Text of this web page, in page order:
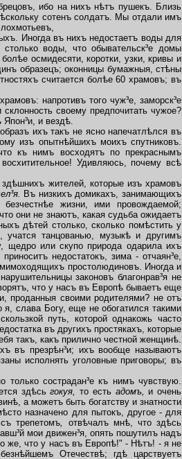
ибо на нихъ нѣтъ пушекъ. Близь
сотенъ солдатъ. Мы отдали имъ
Иногда въ нихъ недостаетъ воды для
воды, что обывательск³е домы
осмидесяти, коротки, узки, кривы и
образецъ; оконницы бумажныя, стѣны
считается болѣе 60 храмовъ; въ
храмовъ: напротивъ того чуж³е, заморск³е
своему предпочитать чужое?
Япон³и, и вездѣ.
ихъ такъ не ясно напечатлѣлся въ
изъ опытнѣйшихъ моихъ спутниковъ.
къ нимъ восходятъ по прекраснымъ
Удивляюсь, почему всѣ
жителей, которые изъ храмовъ
Въ низкихъ домикахъ, занимающихъ
жизни, ими провождаемой;
они не знаютъ, какая судьба ожидаетъ
дѣтей столько, сколько помѣстить у
учатся танцованью, музыкѣ и другимъ
щедро или скупо природа одарила ихъ
недостатокъ, зима - отчаян³е,
простолюдиновъ. Иногда и
законовъ благонрав³я не
что у насъ въ Европѣ бываетъ еще
проданныя своими родителями? не отъ
я, слава Богу, еще не обогатился такими
путь, которой однакожь часто
въ другихъ простякахъ, которые
такъ, какъ прилично честной женщинѣ.
въ презрѣн³и; ихъ вообще называютъ
исполнять уголовные приговоры; въ
сострадан³е къ нимъ чувствую.
здѣсьгокуя,то есть адомъ, и очень
а можетъ быть богатству и знатности
назначено для пытокъ, другое - для
трепетомъ
отвѣчалъ мнѣ, что здѣсь
мои движен³я, опять пошутилъ надъ
же, что у насъ въ Европѣ!" - Нѣтъ! - я не
Отечествѣ; гдѣ царствуетъ